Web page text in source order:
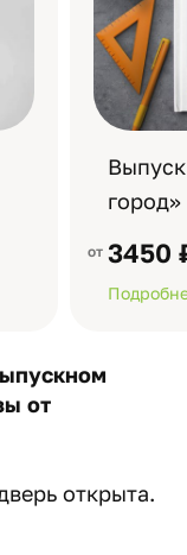
город»
3450
от
открыта.